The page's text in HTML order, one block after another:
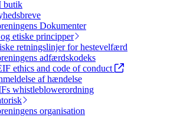
butik
Dokumenter
etiske principper
retningslinjer for hestevelfærd
adfærdskodeks
ethics and code of conduct
af hændelse
whistleblowerordning
organisation